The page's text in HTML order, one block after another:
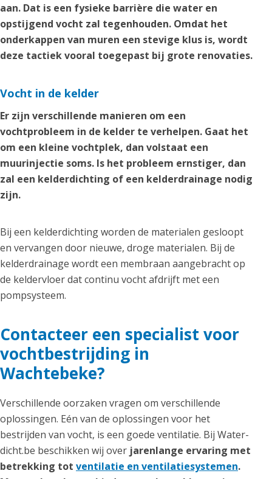
aan. Dat is een fysieke barrière die water en
opstijgend vocht zal tegenhouden. Omdat het
onderkappen van muren een stevige klus is, wordt
deze tactiek vooral toegepast bij grote renovaties.
Vocht in de kelder
Er zijn verschillende manieren om een
vochtprobleem in de kelder te verhelpen. Gaat het
om een kleine vochtplek, dan volstaat een
muurinjectie soms. Is het probleem ernstiger, dan
zal een kelderdichting of een kelderdrainage nodig
zijn.
Bij een kelderdichting worden de materialen gesloopt
en vervangen door nieuwe, droge materialen. Bij de
kelderdrainage wordt een membraan aangebracht op
de keldervloer dat continu vocht afdrijft met een
pompsysteem.
Contacteer een specialist voor
vochtbestrijding in
Wachtebeke?
Verschillende oorzaken vragen om verschillende
oplossingen. Eén van de oplossingen voor het
bestrijden van vocht, is een goede ventilatie. Bij Water-
dicht.be beschikken wij over jarenlange ervaring met
betrekking tot ventilatie en ventilatiesystemen.